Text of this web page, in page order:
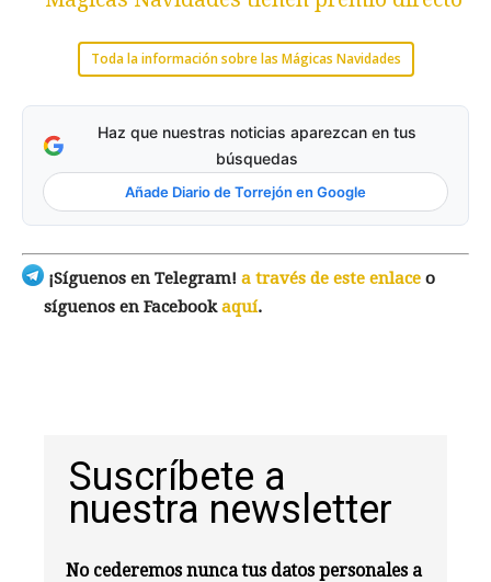
Toda la información sobre las Mágicas Navidades
Haz que nuestras noticias aparezcan en tus
búsquedas
Añade Diario de Torrejón en Google
¡Síguenos en Telegram! a través de este enlace o
síguenos en Facebookaquí.
Suscríbete a
nuestra newsletter
No cederemos nunca tus datos personales a